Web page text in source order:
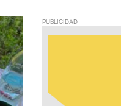
PUBLICIDAD